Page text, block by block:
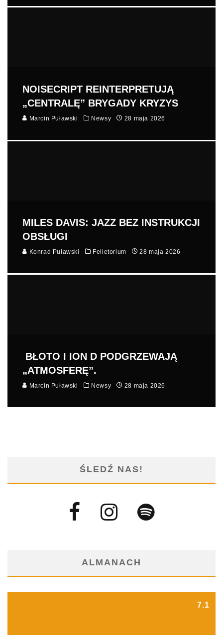
NOISECRIPT REINTERPRETUJĄ
„CENTRALĘ” BRYGADY KRYZYS
Marcin Puławski Newsy 28 maja 2026
MILES DAVIS: JAZZ BEZ INSTRUKCJI
OBSŁUGI
Konrad Puławski Felietorium 28 maja 2026
BŁOTO I ION D PODGRZEWAJĄ
„ATMOSFERĘ”.
Marcin Puławski Newsy 28 maja 2026
ŚLEDŹ NAS!
ALMANACH
7.1